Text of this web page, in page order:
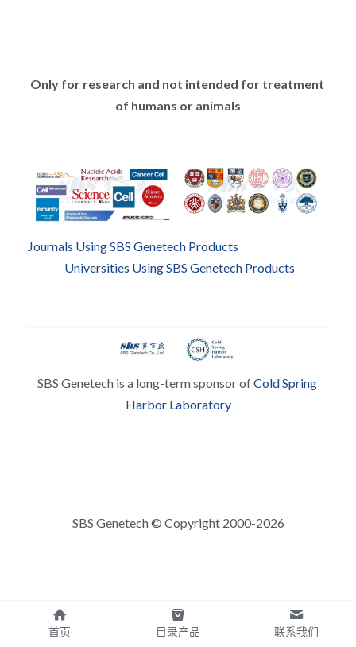
Only for research and not intended for treatment
of humans or animals
Journals Using SBS Genetech Products
Universities Using SBS Genetech Products
SBS Genetech is a long-term sponsor of Cold Spring
Harbor Laboratory
SBS Genetech © Copyright 2000-2026
首页 目录产品 联系我们